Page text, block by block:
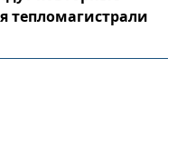
тепломагистрали